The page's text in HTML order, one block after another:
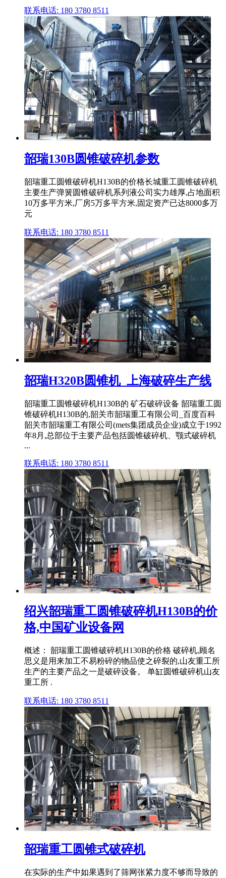
联系电话: 180 3780 8511
韶瑞130B圆锥破碎机参数
韶瑞重工圆锥破碎机H130B的价格长城重工圆锥破碎机
主要生产弹簧圆锥破碎机系列液公司实力雄厚,占地面积
10万多平方米,厂房5万多平方米,固定资产已达8000多万
元
联系电话: 180 3780 8511
韶瑞H320B圆锥机_上海破碎生产线
韶瑞重工圆锥破碎机H130B的 矿石破碎设备 韶瑞重工圆
锥破碎机H130B的,韶关市韶瑞重工有限公司_百度百科
韶关市韶瑞重工有限公司(mets集团成员企业)成立于1992
年8月,总部位于主要产品包括圆锥破碎机、颚式破碎机
...
联系电话: 180 3780 8511
绍兴韶瑞重工圆锥破碎机H130B的价
格,中国矿业设备网
概述： 韶瑞重工圆锥破碎机H130B的价格 破碎机,顾名
思义是用来加工不易粉碎的物品使之碎裂的,山友重工所
生产的主要产品之一是破碎设备。 单缸圆锥破碎机山友
重工所 .
联系电话: 180 3780 8511
韶瑞重工圆锥式破碎机
在实际的生产中如果遇到了筛网张紧力度不够而导致的